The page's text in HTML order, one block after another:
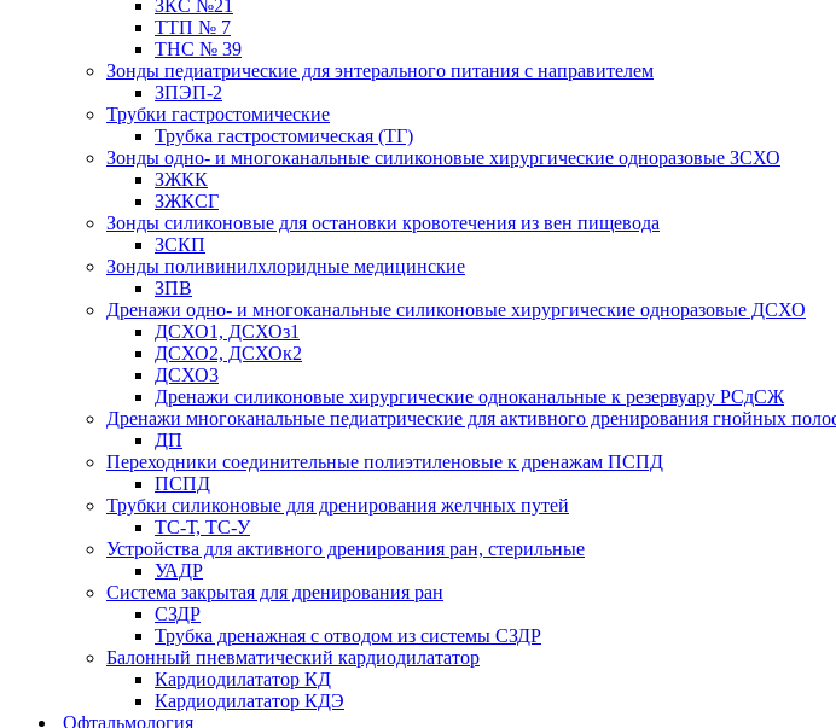
ЗКС №21
ТТП № 7
ТНС № 39
Зонды педиатрические для энтерального питания с направителем
ЗПЭП-2
Трубки гастростомические
Трубка гастростомическая (ТГ)
Зонды одно- и многоканальные силиконовые хирургические одноразовые ЗСХО
ЗЖКК
ЗЖКСГ
Зонды силиконовые для остановки кровотечения из вен пищевода
ЗСКП
Зонды поливинилхлоридные медицинские
ЗПВ
Дренажи одно- и многоканальные силиконовые хирургические одноразовые ДСХО
ДСХО1, ДСХОз1
ДСХО2, ДСХОк2
ДСХО3
Дренажи силиконовые хирургические одноканальные к резервуару РСдСЖ
Дренажи многоканальные педиатрические для активного дренирования гнойных
ДП
Переходники соединительные полиэтиленовые к дренажам ПСПД
ПСПД
Трубки силиконовые для дренирования желчных путей
ТС-Т, ТС-У
Устройства для активного дренирования ран, стерильные
УАДР
Система закрытая для дренирования ран
СЗДР
Трубка дренажная с отводом из системы СЗДР
Балонный пневматический кардиодилататор
Кардиодилататор КД
Кардиодилататор КДЭ
Офтальмология